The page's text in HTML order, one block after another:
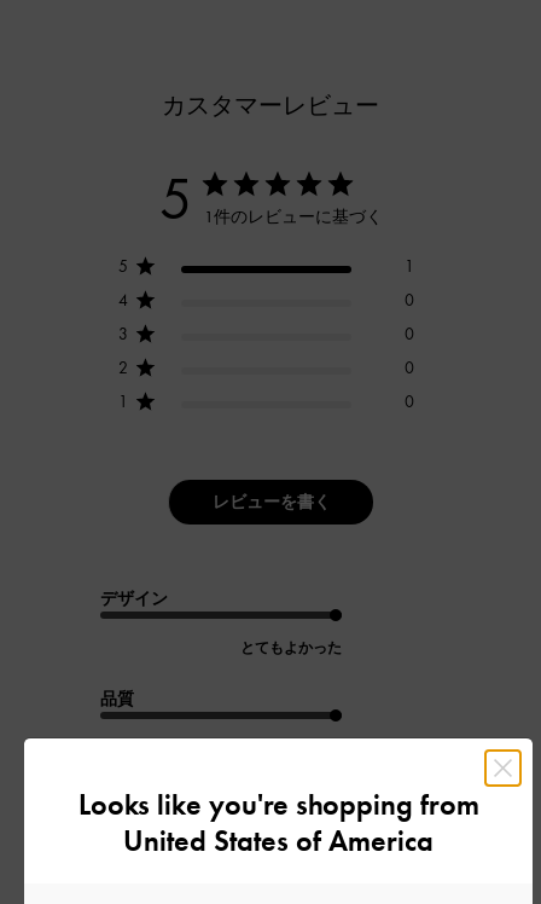
カスタマーレビュー
5 1件のレビューに基づく
5
1
4
0
3
0
2
0
1
0
レビューを書く
デザイン
とてもよかった
品質
もっと見る
Looks like you're shopping from
United States of America